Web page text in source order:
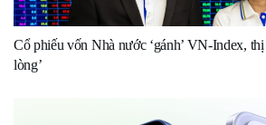
Cổ phiếu vốn Nhà nước ‘gánh’ VN-Index,
lòng’